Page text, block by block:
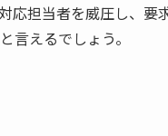
応担当者を威圧し、
言えるでしょう。